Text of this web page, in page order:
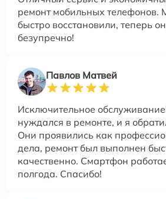
ремонт мобильных телефонов.
быстро восстановили, теперь
безупречно!
Павлов Матвей
Исключительное
нуждался в ремонте, и я
Они проявились как
дела, ремонт был выполнен
качественно. Смартфон
полгода. Спасибо!